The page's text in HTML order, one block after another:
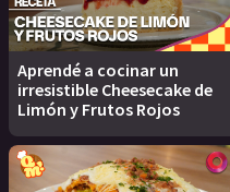
Aprendé a cocinar un
irresistible Cheesecake de
Limón y Frutos Rojos